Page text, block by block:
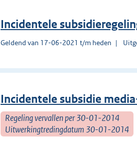
Incidentele
Geldend van 17-06-2021 t/m heden
Incidentele subsidie
Regeling vervallen per 30-01-2014
Uitwerkingtredingdatum 30-01-2014